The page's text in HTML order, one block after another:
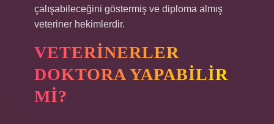
çalışabileceğini göstermiş ve diploma almış
veteriner hekimlerdir.
VETERINERLER
DOKTORA YAPABILIR
MI?